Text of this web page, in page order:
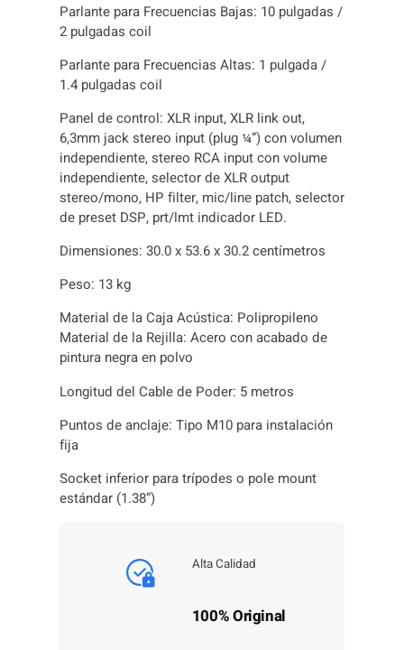
Parlante para Frecuencias Bajas: 10 pulgadas /
2 pulgadas coil
Parlante para Frecuencias Altas: 1 pulgada /
1.4 pulgadas coil
Panel de control: XLR input, XLR link out,
6,3mm jack stereo input (plug ¼”) con volumen
independiente, stereo RCA input con volume
independiente, selector de XLR output
stereo/mono, HP filter, mic/line patch, selector
de preset DSP, prt/lmt indicador LED.
Dimensiones: 30.0 x 53.6 x 30.2 centímetros
Peso: 13 kg
Material de la Caja Acústica: Polipropileno
Material de la Rejilla: Acero con acabado de
pintura negra en polvo
Longitud del Cable de Poder: 5 metros
Puntos de anclaje: Tipo M10 para instalación
fija
Socket inferior para trípodes o pole mount
estándar (1.38”)
Alta Calidad
100% Original